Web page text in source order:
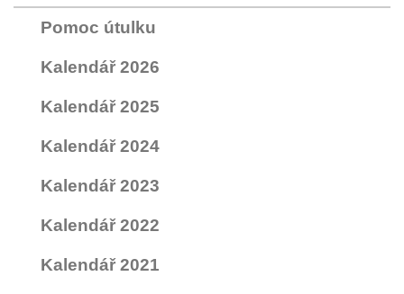
Pomoc útulku
Kalendář 2026
Kalendář 2025
Kalendář 2024
Kalendář 2023
Kalendář 2022
Kalendář 2021